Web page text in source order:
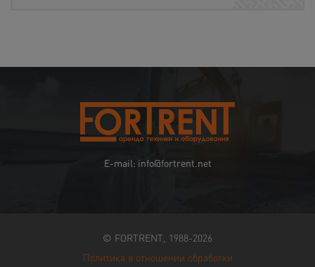
E-mail: info@fortrent.net
© FORTRENT, 1988-2026
Политика в отношении обработки